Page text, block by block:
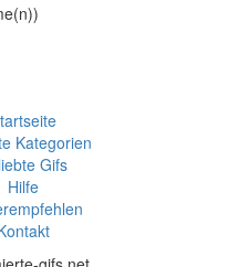
Kategorien
Gifs
Hilfe